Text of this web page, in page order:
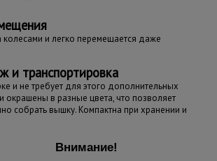
и легко перемещается даже
и транспортировка
и не требует для этого дополнительных
окрашены в разные цвета, что позволяет
собрать вышку. Компактна при хранении и
Внимание!